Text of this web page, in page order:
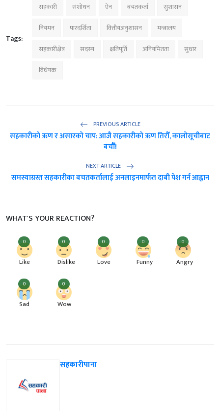
Tags:
सहकारी संशोधन ऐन बचतकर्ता
सुशासन
नियमन
पारदर्शिता वित्तीयअनुशासन
मन्त्रालय
सहकारीक्षेत्र
सदस्य क्षतिपूर्ति अनियमितता
सुधार
विधेयक
PREVIOUS ARTICLE
सहकारीको ऋण र असारको चाप: आजै सहकारीको ऋण तिरौँ, कालोसूचीबाट
बचौँ!
NEXT ARTICLE
समस्याग्रस्त सहकारीका बचतकर्तालाई अनलाइनमार्फत दाबी पेश गर्न आह्वान
WHAT'S YOUR REACTION?
0
Like
0
Dislike
0
Love
0
Funny
0
Angry
0
Sad
0
Wow
सहकारीपाना